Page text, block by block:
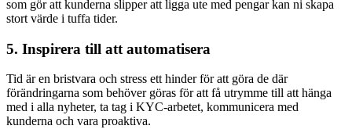
som gör att kunderna slipper att ligga ute med pengar kan ni skapa
stort värde i tuffa tider.
5. Inspirera till att automatisera
Tid är en bristvara och stress ett hinder för att göra de där
förändringarna som behöver göras för att få utrymme till att hänga
med i alla nyheter, ta tag i KYC-arbetet, kommunicera med
kunderna och vara proaktiva.